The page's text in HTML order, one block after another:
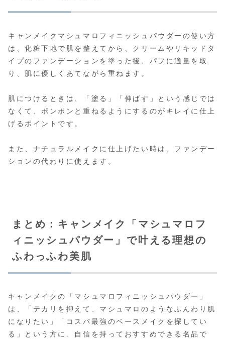
キャンメイクマシュマロフィニッシュパウダーの使い方
は、化粧下地で肌を整えてから、クリームやリキッドタ
イプのファンデーションを塗った後、パフに適量を取
り、肌に優しくあてながら重ねます。
肌につけるときは、「塗る」「伸ばす」という感じでは
なくて、ポンポンと重ねるようにするのがキレイに仕上
げるポイントです。
また、ナチュラルメイクに仕上げたい時は、ファンデー
ションの代わりに使えます。
まとめ：キャンメイク「マシュマロフ
ィニッシュパウダー」で叶える理想の
ふわっふわ美肌
キャンメイクの「マシュマロフィニッシュパウダー」
は、「テカリを抑えて、マシュマロのようなふんわり肌
になりたい」「コスパ最強のベースメイクを探してい
る」という方に、自信を持っておすすめできる名品で